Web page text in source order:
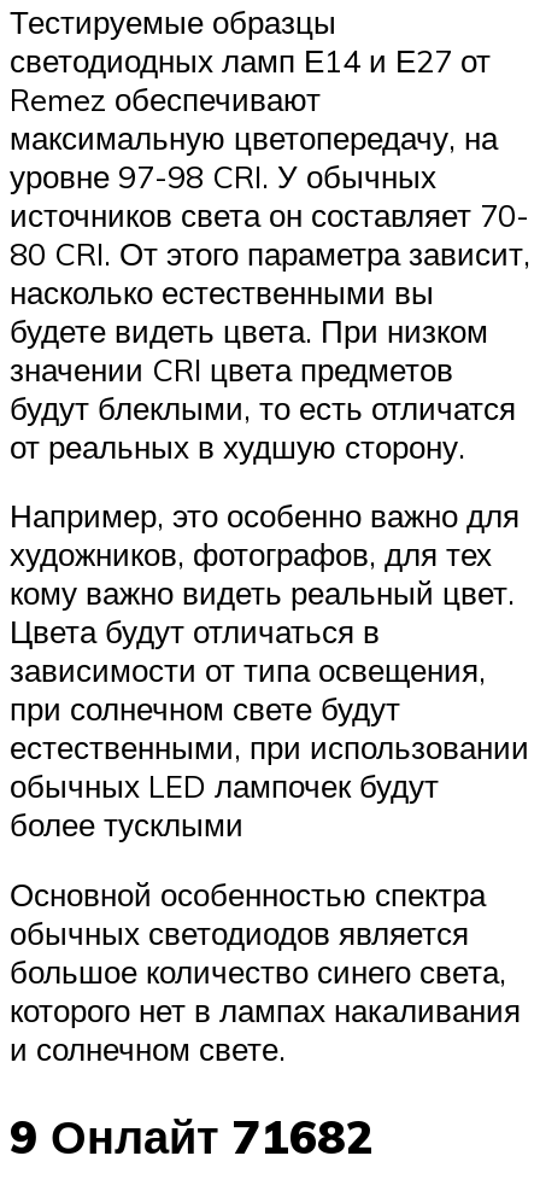
Тестируемые образцы
светодиодных ламп Е14 и Е27 от
Remez обеспечивают
максимальную цветопередачу, на
уровне 97-98 CRI. У обычных
источников света он составляет 70-
80 CRI. От этого параметра зависит,
насколько естественными вы
будете видеть цвета. При низком
значении CRI цвета предметов
будут блеклыми, то есть отличатся
от реальных в худшую сторону.
Например, это особенно важно для
художников, фотографов, для тех
кому важно видеть реальный цвет.
Цвета будут отличаться в
зависимости от типа освещения,
при солнечном свете будут
естественными, при использовании
обычных LED лампочек будут
более тусклыми
Основной особенностью спектра
обычных светодиодов является
большое количество синего света,
которого нет в лампах накаливания
и солнечном свете.
9 Онлайт 71682